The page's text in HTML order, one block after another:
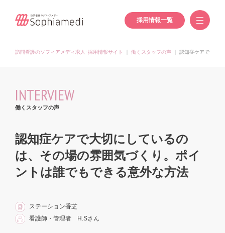
採用情報一覧
訪問看護のソフィアメディ求人･採用情報サイト 働くスタッフの声 認知症ケアで大切
INTERVIEW
働くスタッフの声
認知症ケアで大切にしているの
は、その場の雰囲気づくり。ポイ
ントは誰でもできる意外な方法
ステーション香芝
看護師・管理者 H.Sさん